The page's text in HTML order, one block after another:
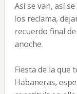
Así se van, así
los reclama,
recuerdo final
anoche.
Fiesta de la que
Habaneras,